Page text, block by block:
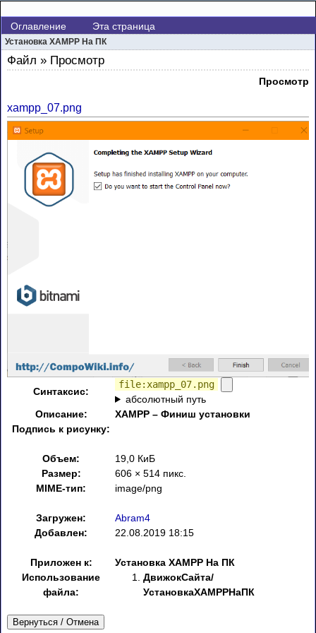
Оглавление Эта страница
Установка XAMPP На ПК
Файл » Просмотр
Просмотр
xampp_07.png
Синтаксис:
file:xampp_07.png
абсолютный путь
Описание:
XAMPP – Финиш установки
Подпись к рисунку:
Объем:
19,0 КиБ
Размер:
606 × 514 пикс.
MIME-тип:
image/png
Загружен:
Abram4
Добавлен:
22.08.2019 18:15
Приложен к:
Установка XAMPP На ПК
Использование
файла:
ДвижокСайта/
УстановкаXAMPPНаПК
Вернуться / Отмена